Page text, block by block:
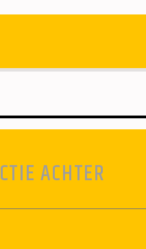
ACHTER